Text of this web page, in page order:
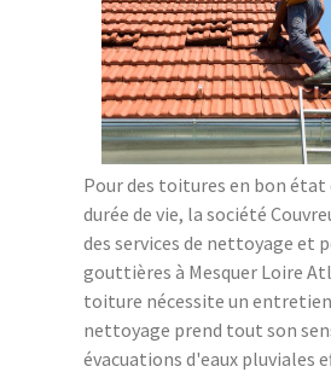
Pour des toitures en bon état
durée de vie, la société
des services de nettoyage et
gouttières à Mesquer Loire
toiture nécessite un
nettoyage prend tout son
évacuations d'eaux pluviales